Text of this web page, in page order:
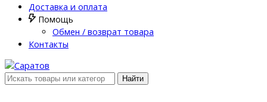
Доставка и оплата
Помощь
Обмен / возврат товара
Контакты
Найти